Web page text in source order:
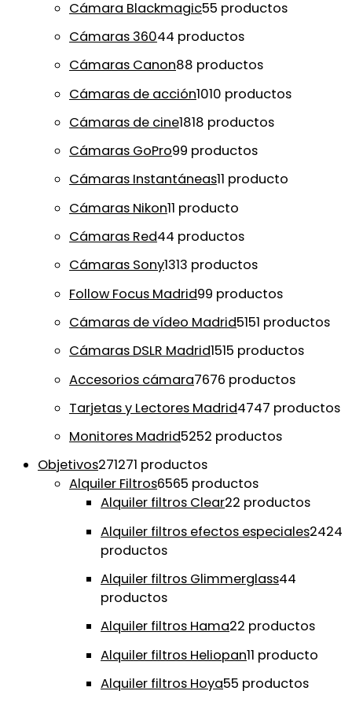
Cámara Blackmagic55 productos
Cámaras 36044 productos
Cámaras Canon88 productos
Cámaras de acción1010 productos
Cámaras de cine1818 productos
Cámaras GoPro99 productos
Cámaras Instantáneas11 producto
Cámaras Nikon11 producto
Cámaras Red44 productos
Cámaras Sony1313 productos
Follow Focus Madrid99 productos
Cámaras de vídeo Madrid5151 productos
Cámaras DSLR Madrid1515 productos
Accesorios cámara7676 productos
Tarjetas y Lectores Madrid4747 productos
Monitores Madrid5252 productos
Objetivos271271 productos
Alquiler Filtros6565 productos
Alquiler filtros Clear22 productos
Alquiler filtros efectos especiales2424
productos
Alquiler filtros Glimmerglass44
productos
Alquiler filtros Hama22 productos
Alquiler filtros Heliopan11 producto
Alquiler filtros Hoya55 productos